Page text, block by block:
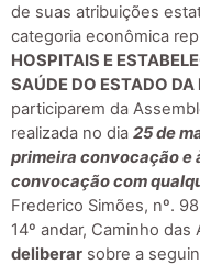
de suas atribuições
categoria econômica
HOSPITAIS E
SAÚDE DO ESTADO
participarem da
realizada no dia 25 de
primeira convocação e
convocação com
Frederico Simões, nº.
14º andar, Caminho
deliberar sobre a